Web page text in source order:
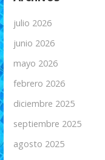
julio 2026
junio 2026
mayo 2026
febrero 2026
diciembre 2025
septiembre 2025
agosto 2025